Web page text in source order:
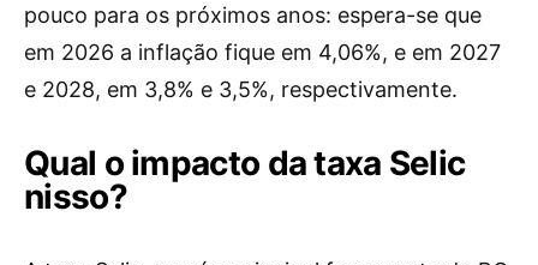
pouco para os próximos anos: espera-se que
em 2026 a inflação fique em 4,06%, e em 2027
e 2028, em 3,8% e 3,5%, respectivamente.
Qual o impacto da taxa Selic
nisso?